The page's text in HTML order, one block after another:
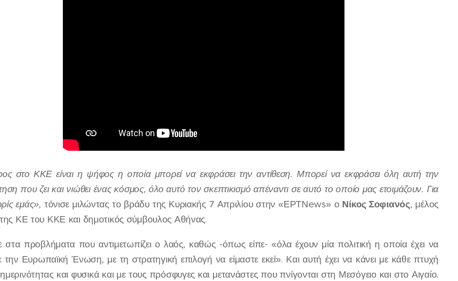
στο ΚΚΕ είναι η ψήφος η οποία μπορεί να εκφράσει την αντίθεση. Μπορεί να εκφράσει όλη αυτή την
που ζει και νιώθει ένας κόσμος, όλο αυτό τον σκεπτικισμό απέναντι σε αυτό το οποίο μας ετοιμάζουν. Για
εμάς», τόνισε μιλώντας το βράδυ της Κυριακής 7 Απριλίου στην «ΕΡΤΝews» ο Νίκος Σοφιανός, μέλος
ΚΕ του ΚΚΕ και δημοτικός σύμβουλος Αθήνας.
στα προβλήματα που αντιμετωπίζει ο λαός, καθώς -όπως είπε- «όλα έχουν μία πολιτική η οποία έχει να
την Ευρωπαϊκή Ένωση, με τη στρατηγική επιλογή να είμαστε εκεί». Και αυτή έχει να κάνει με κάθε πτυχή
και φυσικά και με τους πρόσφυγες και μετανάστες που πνίγονται στη Μεσόγειο και στο Αιγαίο.